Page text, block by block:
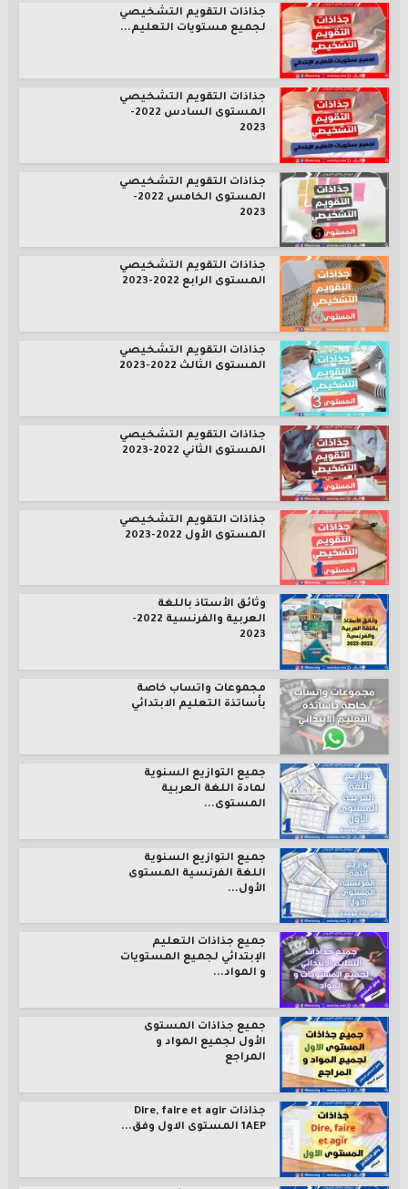
جذاذات التقويم التشخيصي
لجميع مستويات التعليم...
جذاذات التقويم التشخيصي
المستوى السادس 2022-
2023
جذاذات التقويم التشخيصي
المستوى الخامس 2022-
2023
جذاذات التقويم التشخيصي
المستوى الرابع 2022-2023
جذاذات التقويم التشخيصي
المستوى الثالث 2022-2023
جذاذات التقويم التشخيصي
المستوى الثاني 2022-2023
جذاذات التقويم التشخيصي
المستوى الأول 2022-2023
وثائق الأستاذ باللغة
العربية والفرنسية 2022-
2023
مجموعات واتساب خاصة
بأساتذة التعليم الابتدائي
جميع التوازيع السنوية
لمادة اللغة العربية
المستوى...
جميع التوازيع السنوية
اللغة الفرنسية المستوى
الأول...
جميع جذاذات التعليم
الإبتدائي لجميع المستويات
و المواد...
جميع جذاذات المستوى
الأول لجميع المواد و
المراجع
جذاذات Dire, faire et agir
1AEP المستوى الاول وفق...